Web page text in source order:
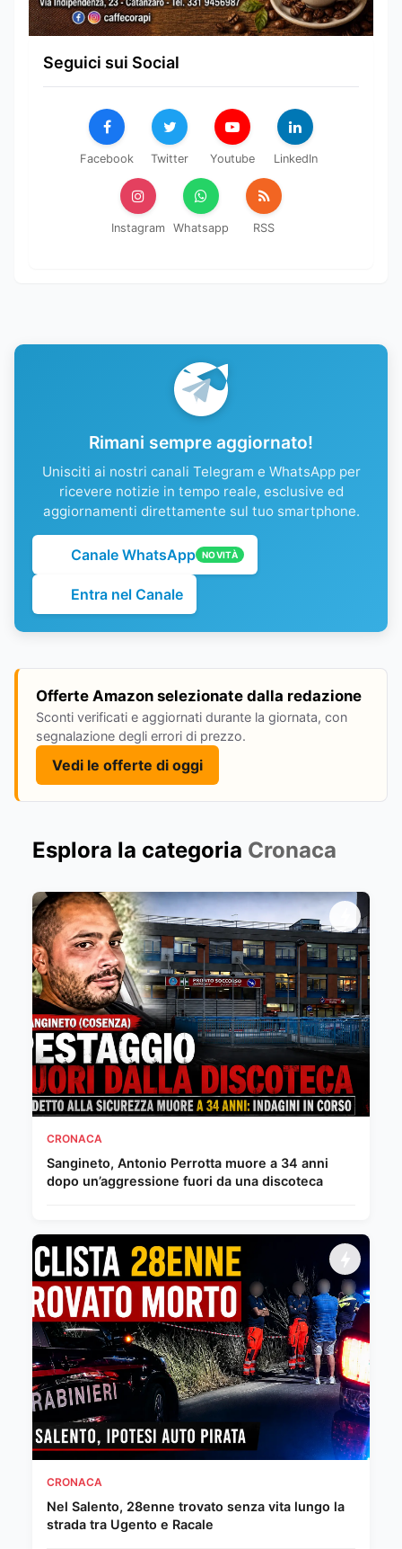
Seguici sui Social
Facebook Twitter Youtube LinkedIn
Instagram Whatsapp RSS
Rimani sempre aggiornato!
Unisciti ai nostri canali Telegram e WhatsApp per
ricevere notizie in tempo reale, esclusive ed
aggiornamenti direttamente sul tuo smartphone.
Canale WhatsApp NOVITÀ
Entra nel Canale
Offerte Amazon selezionate dalla redazione
Sconti verificati e aggiornati durante la giornata, con
segnalazione degli errori di prezzo.
Vedi le offerte di oggi
Esplora la categoria Cronaca
CRONACA
Sangineto, Antonio Perrotta muore a 34 anni
dopo un’aggressione fuori da una discoteca
CRONACA
Nel Salento, 28enne trovato senza vita lungo la
strada tra Ugento e Racale